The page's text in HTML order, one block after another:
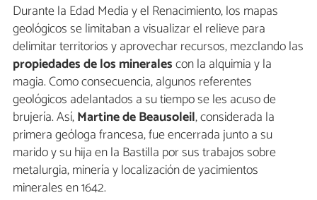
Durante la Edad Media y el Renacimiento, los mapas
geológicos se limitaban a visualizar el relieve para
delimitar territorios y aprovechar recursos, mezclando las
propiedades de los mineralescon la alquimia y la
magia. Como consecuencia, algunos referentes
geológicos adelantados a su tiempo se les acuso de
brujería. Así,Martine de Beausoleil, considerada la
primera geóloga francesa, fue encerrada junto a su
marido y su hija en la Bastilla por sus trabajos sobre
metalurgia, minería y localización de yacimientos
minerales en 1642.